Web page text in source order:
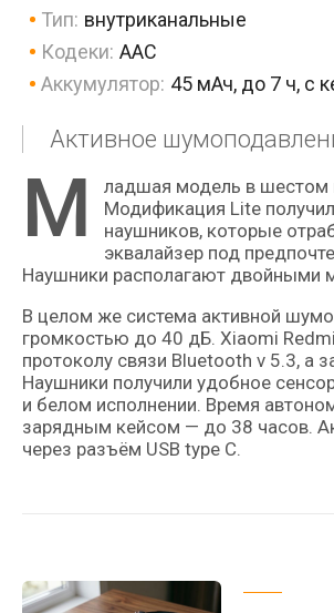
Тип: внутриканальные
Кодеки: AAC
Аккумулятор: 45 мАч, до 7 ч, с
Активное
М
ладшая модель в шестом поколении беспроводных внутриканальных наушников серии Redmi Buds.
Модификация Lite
наушников, которые
эквалайзер под
Наушники располагают двойными
В целом же система активной
громкостью до 40 дБ. Xiaomi
протоколу связи Bluetooth v 5.3, а
Наушники получили удобное
и белом исполнении. Время
зарядным кейсом — до 38 часов.
через разъём USB type C.